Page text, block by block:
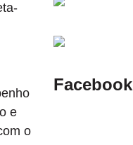
e
o
Facebook